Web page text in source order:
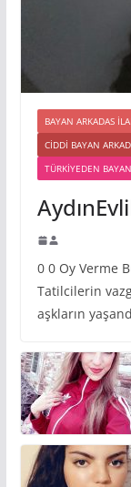
BAYAN ARKADAS
CIDDI BAYAN
TÜRKIYEDEN
0 0 Oy Verme
Tatilcilerin
aşkların